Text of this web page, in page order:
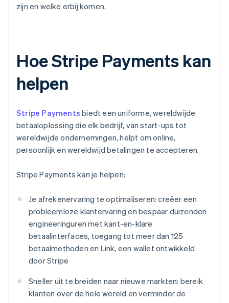
zijn en welke erbij komen.
Hoe Stripe Payments kan
helpen
Stripe Payments biedt een uniforme, wereldwijde
betaaloplossing die elk bedrijf, van start-ups tot
wereldwijde ondernemingen, helpt om online,
persoonlijk en wereldwijd betalingen te accepteren.
Stripe Payments kan je helpen:
Je afrekenervaring te optimaliseren: creëer een
probleemloze klantervaring en bespaar duizenden
engineeringuren met kant-en-klare
betaalinterfaces, toegang tot meer dan 125
betaalmethoden en Link, een wallet ontwikkeld
door Stripe
Sneller uit te breiden naar nieuwe markten: bereik
klanten over de hele wereld en verminder de